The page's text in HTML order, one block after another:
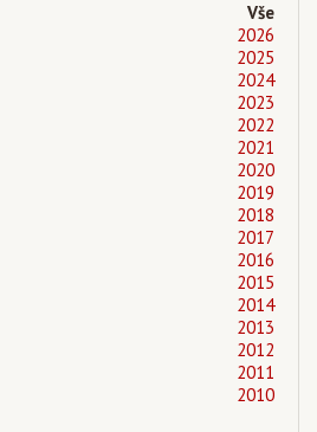
Vše
2026
2025
2024
2023
2022
2021
2020
2019
2018
2017
2016
2015
2014
2013
2012
2011
2010